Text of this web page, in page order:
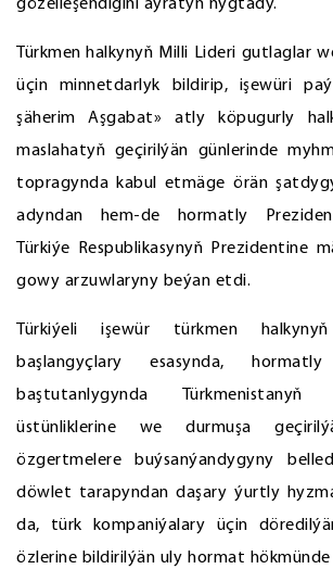
gözelleşendigini aýratyn nygtady.
Türkmen halkynyň Milli Lideri gutlaglar
üçin minnetdarlyk bildirip, işewüri
şäherim Aşgabat» atly köpugurly
maslahatyň geçirilýän günlerinde
topragynda kabul etmäge örän
adyndan hem-de hormatly
Türkiýe Respublikasynyň Prezidentine
gowy arzuwlaryny beýan etdi.
Türkiýeli işewür türkmen
başlangyçlary esasynda, hormatly
baştutanlygynda
üstünliklerine we durmuşa
özgertmelere buýsanýandygyny
döwlet tarapyndan daşary ýurtly
da, türk kompaniýalary üçin
özlerine bildirilýän uly hormat